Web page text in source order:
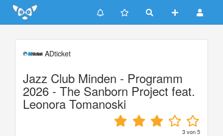
Update cookies preferences
ADticket
Jazz Club Minden - Programm
2026 - The Sanborn Project feat.
Leonora Tomanoski
3von5